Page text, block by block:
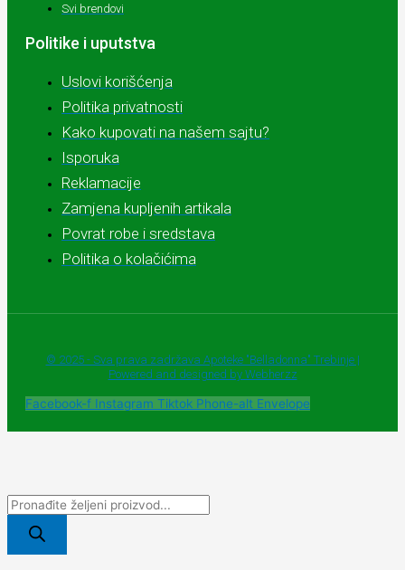
Svi brendovi
Politike i uputstva
Uslovi korišćenja
Politika privatnosti
Kako kupovati na našem sajtu?
Isporuka
Reklamacije
Zamjena kupljenih artikala
Povrat robe i sredstava
Politika o kolačićima
© 2025 - Sva prava zadržava Apoteke "Belladonna" Trebinje |
Powered and designed by Webherzz
Facebook-f Instagram Tiktok Phone-alt Envelope